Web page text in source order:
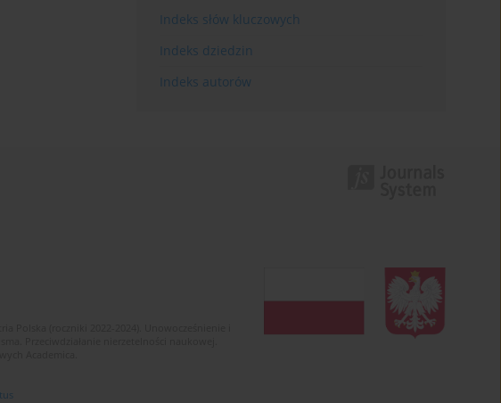
Indeks słów kluczowych
Indeks dziedzin
Indeks autorów